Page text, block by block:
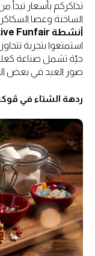
الساخنة وعصا السكاكر
أنشطة Festive Funfair الترفيهية
استمتعوا بتجربة
حيّة تشمل صناعة كعك
صور العيد في بعض
ردهة الشتاء في